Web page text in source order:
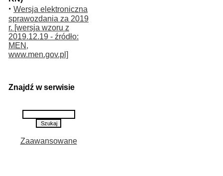
· Wersja elektroniczna
sprawozdania za 2019
r. [wersja wzoru z
2019.12.19 - źródło:
MEN,
www.men.gov.pl]
Znajdź w serwisie
Zaawansowane